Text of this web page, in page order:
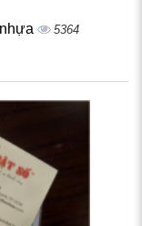
5364